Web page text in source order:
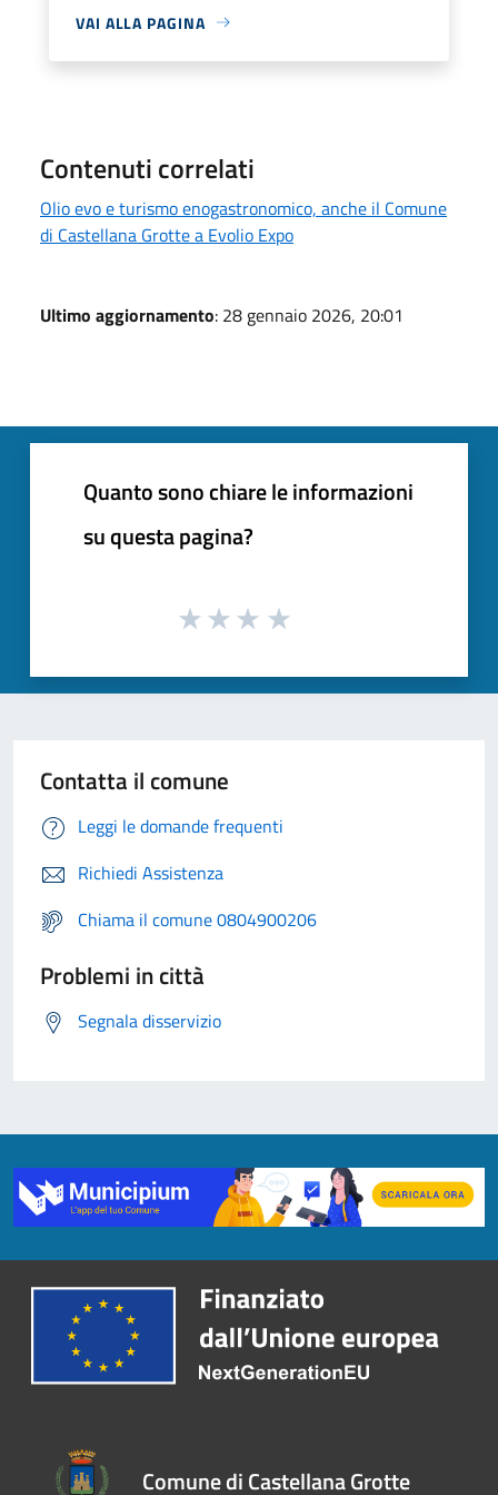
VAI ALLA PAGINA
Contenuti correlati
Olio evo e turismo enogastronomico, anche il Comune
di Castellana Grotte a Evolio Expo
Ultimo aggiornamento: 28 gennaio 2026, 20:01
Quanto sono chiare le informazioni
su questa pagina?
Contatta il comune
Leggi le domande frequenti
Richiedi Assistenza
Chiama il comune 0804900206
Problemi in città
Segnala disservizio
Comune di Castellana Grotte